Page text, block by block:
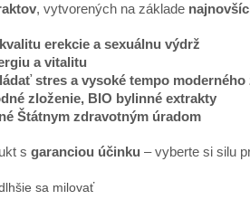
, vytvorených na základe
erekcie a sexuálnu výdrž
a vitalitu
stres a vysoké tempo moderného
zloženie, BIO bylinné extrakty
Štátnym zdravotným úradom
s garanciou účinku – vyberte si silu